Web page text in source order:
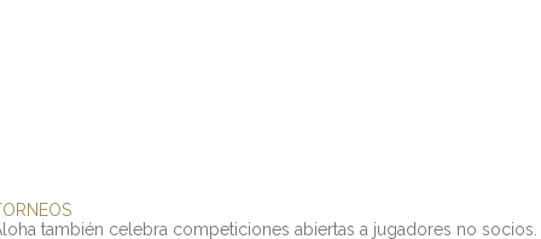
también celebra competiciones abiertas a jugadores no socios.